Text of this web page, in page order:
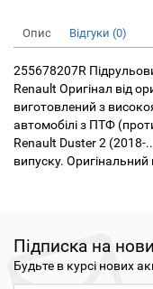
Опис Відгуки (0)
255678207R
Renault Оригінал від
виготовлений з
автомобілі з ПТФ
Renault Duster 2 (2018-
випуску.
Підписка на
Будьте в курсі нових